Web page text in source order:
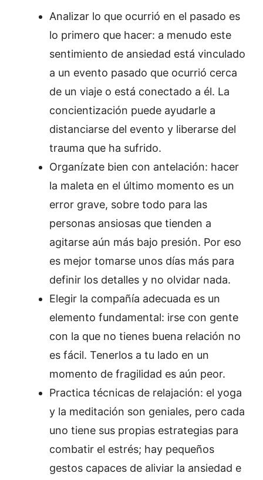
Analizar lo que ocurrió en el pasado es
lo primero que hacer: a menudo este
sentimiento de ansiedad está vinculado
a un evento pasado que ocurrió cerca
de un viaje o está conectado a él. La
concientización puede ayudarle a
distanciarse del evento y liberarse del
trauma que ha sufrido.
Organízate bien con antelación: hacer
la maleta en el último momento es un
error grave, sobre todo para las
personas ansiosas que tienden a
agitarse aún más bajo presión. Por eso
es mejor tomarse unos días más para
definir los detalles y no olvidar nada.
Elegir la compañía adecuada es un
elemento fundamental: irse con gente
con la que no tienes buena relación no
es fácil. Tenerlos a tu lado en un
momento de fragilidad es aún peor.
Practica técnicas de relajación: el yoga
y la meditación son geniales, pero cada
uno tiene sus propias estrategias para
combatir el estrés; hay pequeños
gestos capaces de aliviar la ansiedad e